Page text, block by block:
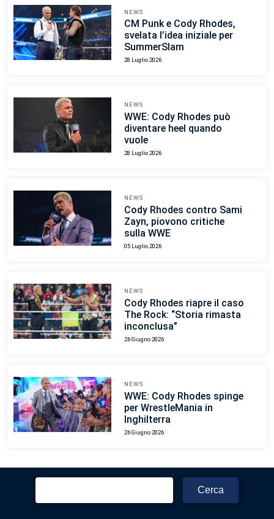
NEWS
CM Punk e Cody Rhodes,
svelata l’idea iniziale per
SummerSlam
28 Luglio 2026
NEWS
WWE: Cody Rhodes può
diventare heel quando
vuole
28 Luglio 2026
NEWS
Cody Rhodes contro Sami
Zayn, piovono critiche
sulla WWE
05 Luglio 2026
NEWS
Cody Rhodes riapre il caso
The Rock: “Storia rimasta
inconclusa”
26 Giugno 2026
NEWS
WWE: Cody Rhodes spinge
per WrestleMania in
Inghilterra
26 Giugno 2026
Ricerca